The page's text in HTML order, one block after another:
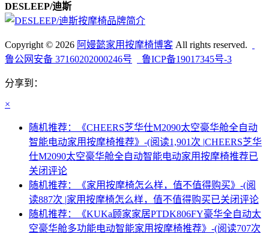
DESLEEP/迪斯
Copyright © 2026 阿嫚懿家用按摩椅博客 All rights reserved.
鲁公网安备 37160202000246号
鲁ICP备19017345号-3
分享到：
×
随机推荐：《CHEERS芝华仕M2090太空豪华舱全自动
智能电动家用按摩椅推荐》-(阅读1,901次 |CHEERS芝华
仕M2090太空豪华舱全自动智能电动家用按摩椅推荐已
关闭评论
随机推荐：《家用按摩椅怎么样，值不值得购买》-(阅
读887次 |家用按摩椅怎么样，值不值得购买已关闭评论
随机推荐：《KUKa顾家家居PTDK806FY豪华全自动太
空豪华舱多功能电动智能家用按摩椅推荐》-(阅读707次